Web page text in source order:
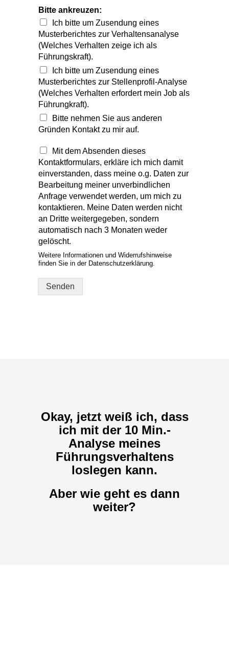
Musterberichtes zur Verhaltensanalyse
(Welches Verhalten zeige ich als
Führungskraft).
Ich bitte um Zusendung eines
Musterberichtes zur Stellenprofil-Analyse
(Welches Verhalten erfordert mein Job als
Führungkraft).
Bitte nehmen Sie aus anderen
Gründen Kontakt zu mir auf.
Mit dem Absenden dieses
Kontaktformulars, erkläre ich mich damit
einverstanden, dass meine o.g. Daten zur
Bearbeitung meiner unverbindlichen
Anfrage verwendet werden, um mich zu
kontaktieren. Meine Daten werden nicht
an Dritte weitergegeben, sondern
automatisch nach 3 Monaten weder
gelöscht.
Weitere Informationen und Widerrufshinweise
finden Sie in der Datenschutzerklärung.
Senden
e
Analyse meines
Führungsverhaltens
loslegen kann.
Aber wie geht es dann
weiter?